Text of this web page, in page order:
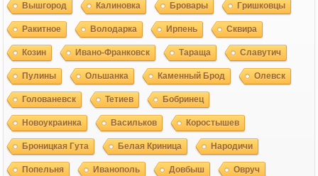
Вышгород Калиновка Бровары Гришковцы
Ракитное Володарка Ирпень Сквира
Козин Ивано-Франковск Тараща Славутич
Пулины Ольшанка Каменный Брод Олевск
Голованевск Тетиев Бобринец
Новоукраинка Васильков Коростышев
Броницкая Гута Белая Криница Народичи
Попельня Иванополь Довбыш Овруч